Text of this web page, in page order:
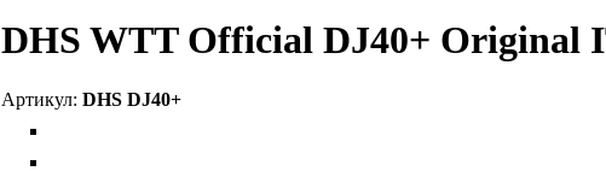
DHS WTT Official DJ40+ Original
DHS DJ40+